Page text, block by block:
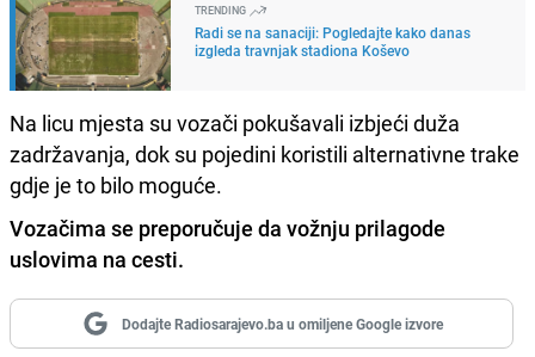
TRENDING
Radi se na sanaciji: Pogledajte kako danas
izgleda travnjak stadiona Koševo
Na licu mjesta su vozači pokušavali izbjeći duža
zadržavanja, dok su pojedini koristili alternativne trake
gdje je to bilo moguće.
Vozačima se preporučuje da vožnju prilagode
uslovima na cesti.
Dodajte Radiosarajevo.ba u omiljene Google izvore